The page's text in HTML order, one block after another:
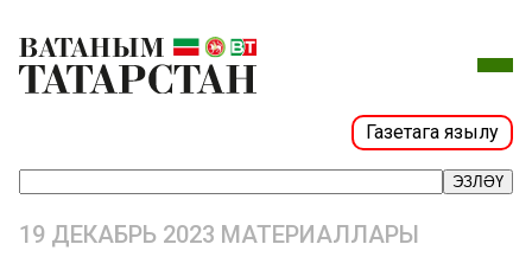
Газетага язылу
ЭЗЛӘҮ
19 ДЕКАБРЬ 2023 МАТЕРИАЛЛАРЫ